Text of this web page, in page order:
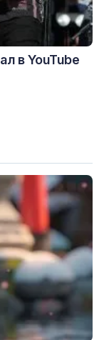
в YouTube